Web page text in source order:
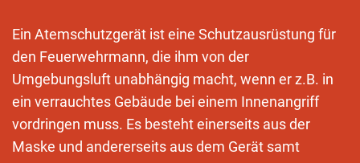
Ein Atemschutzgerät ist eine Schutzausrüstung für
den Feuerwehrmann, die ihm von der
Umgebungsluft unabhängig macht, wenn er z.B. in
ein verrauchtes Gebäude bei einem Innenangriff
vordringen muss. Es besteht einerseits aus der
Maske und andererseits aus dem Gerät samt